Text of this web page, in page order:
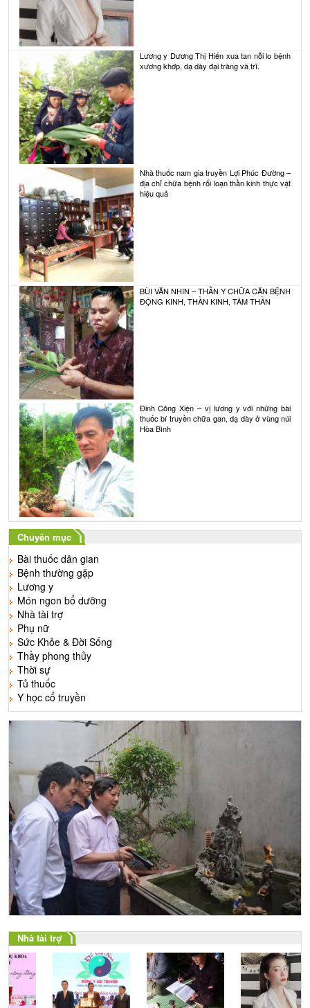
Lương y Dương Thị Hiến xua tan nỗi lo bệnh
xương khớp, dạ dày đại tràng và trĩ.
Nhà thuốc nam gia truyền Lợi Phúc Đường –
địa chỉ chữa bệnh rối loạn thần kinh thực vật
hiệu quả
BÙI VĂN NHIN – THẦN Y CHỮA CĂN BỆNH
ĐỘNG KINH, THẦN KINH, TÂM THẦN
Đinh Công Xiện – vị lương y với những bài
thuốc bí truyền chữa gan, dạ dày ở vùng núi
Hòa Bình
Chuyên mục
Bài thuốc dân gian
Bệnh thường gặp
Lương y
Món ngon bổ dưỡng
Nhà tài trợ
Phụ nữ
Sức Khỏe & Đời Sống
Thầy phong thủy
Thời sự
Tủ thuốc
Y học cổ truyền
Nhà tài trợ